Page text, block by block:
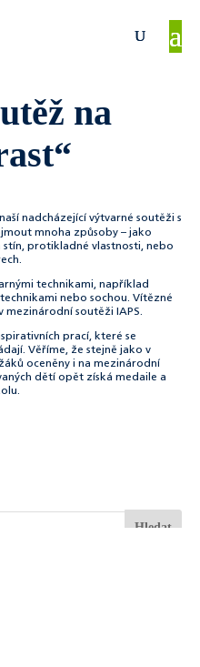
na
nadcházející výtvarné soutěži s
mnoha způsoby – jako
stín, protikladné vlastnosti, nebo
technikami, například
nebo sochou. Vítězné
soutěži IAPS.
prací, které se
Věříme, že stejně jako v
oceněny i na mezinárodní
dětí opět získá medaile a